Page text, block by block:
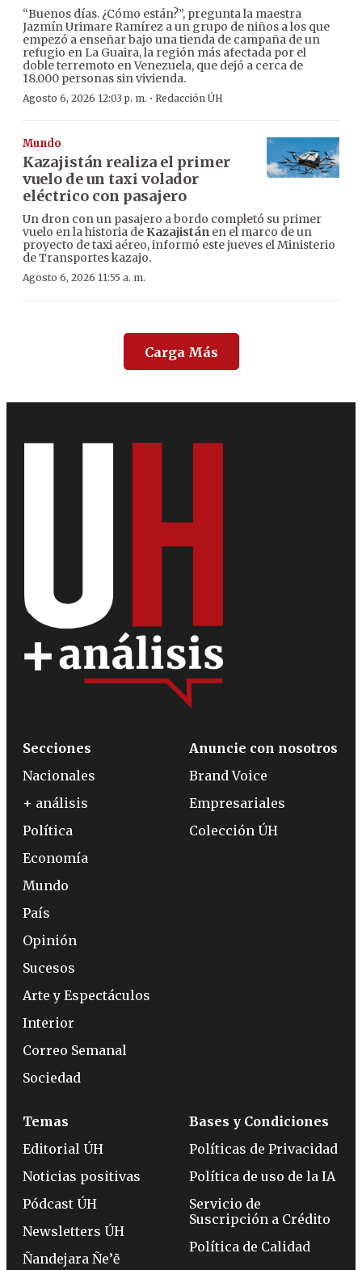
“Buenos días. ¿Cómo están?”, pregunta la maestra
Jazmín Urimare Ramírez a un grupo de niños a los que
empezó a enseñar bajo una tienda de campaña de un
refugio en La Guaira, la región más afectada por el
doble terremoto en Venezuela, que dejó a cerca de
18.000 personas sin vivienda.
Agosto 6, 2026 12:03 p. m. · Redacción ÚH
Mundo
Kazajistán realiza el primer
vuelo de un taxi volador
eléctrico con pasajero
Un dron con un pasajero a bordo completó su primer
vuelo en la historia de Kazajistán en el marco de un
proyecto de taxi aéreo, informó este jueves el Ministerio
de Transportes kazajo.
Agosto 6, 2026 11:55 a. m.
Carga Más
Secciones
Nacionales
+ análisis
Política
Economía
Mundo
País
Opinión
Sucesos
Arte y Espectáculos
Interior
Correo Semanal
Sociedad
Anuncie con nosotros
Brand Voice
Empresariales
Colección ÚH
Temas
Editorial ÚH
Noticias positivas
Pódcast ÚH
Newsletters ÚH
Ñandejara Ñe’ẽ
Bases y Condiciones
Políticas de Privacidad
Política de uso de la IA
Servicio de
Suscripción a Crédito
Política de Calidad